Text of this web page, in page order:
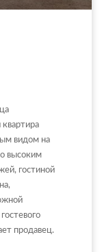
видом на
высоким
гостиной
продавец.